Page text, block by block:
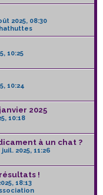
2025, 08:30
10:25
10:24
2025
10:18
à un chat ?
juil. 2025, 11:26
!
18:13